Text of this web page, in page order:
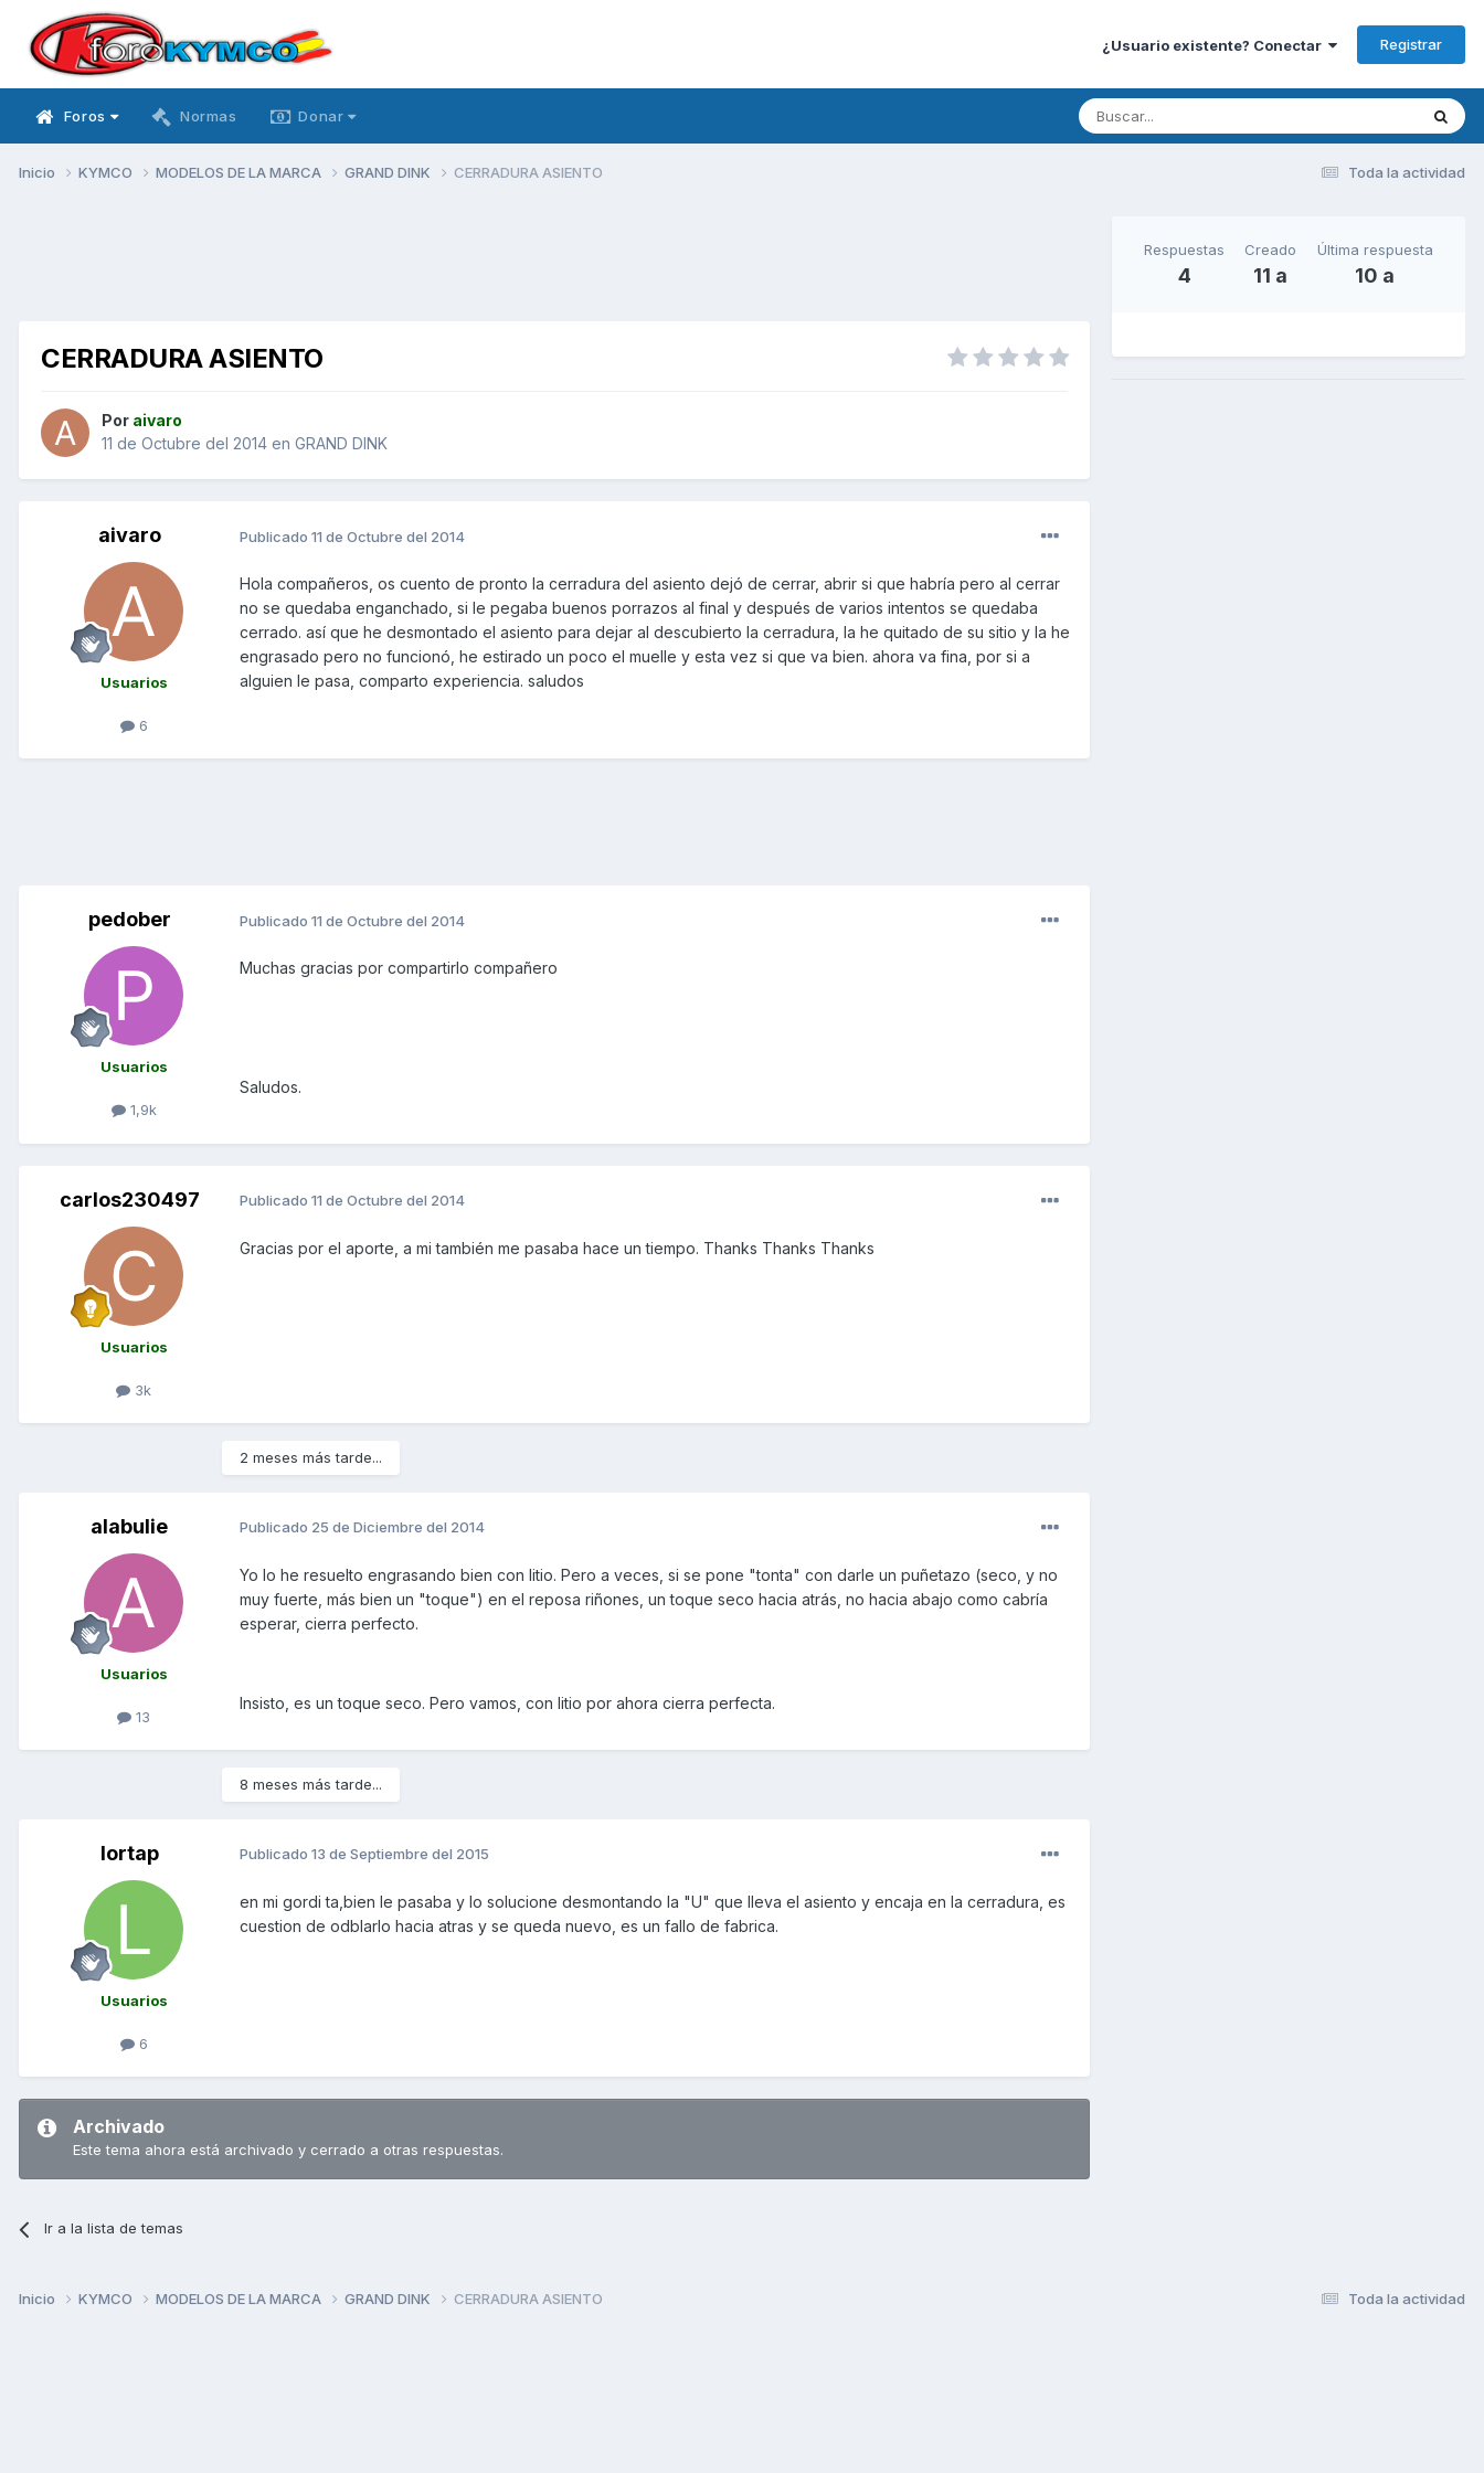
¿Usuario existente? Conectar Registrar
Foros Normas Donar
Toda la actividad
Inicio KYMCO MODELOS DE LA MARCA GRAND DINK CERRADURA ASIENTO
CERRADURA ASIENTO
Por aivaro
11 de Octubre del 2014 en GRAND DINK
aivaro
Usuarios
6
Publicado 11 de Octubre del 2014
Hola compañeros, os cuento de pronto la cerradura del asiento dejó de cerrar, abrir si que habría pero al cerrar
no se quedaba enganchado, si le pegaba buenos porrazos al final y después de varios intentos se quedaba
cerrado. así que he desmontado el asiento para dejar al descubierto la cerradura, la he quitado de su sitio y la he
engrasado pero no funcionó, he estirado un poco el muelle y esta vez si que va bien. ahora va fina, por si a
alguien le pasa, comparto experiencia. saludos
pedober
Usuarios
1,9k
Publicado 11 de Octubre del 2014
Muchas gracias por compartirlo compañero
Saludos.
carlos230497
Usuarios
3k
Publicado 11 de Octubre del 2014
Gracias por el aporte, a mi también me pasaba hace un tiempo. Thanks Thanks Thanks
2 meses más tarde...
alabulie
Usuarios
13
Publicado 25 de Diciembre del 2014
Yo lo he resuelto engrasando bien con litio. Pero a veces, si se pone "tonta" con darle un puñetazo (seco, y no
muy fuerte, más bien un "toque") en el reposa riñones, un toque seco hacia atrás, no hacia abajo como cabría
esperar, cierra perfecto.
Insisto, es un toque seco. Pero vamos, con litio por ahora cierra perfecta.
8 meses más tarde...
lortap
Usuarios
6
Publicado 13 de Septiembre del 2015
en mi gordi ta,bien le pasaba y lo solucione desmontando la "U" que lleva el asiento y encaja en la cerradura, es
cuestion de odblarlo hacia atras y se queda nuevo, es un fallo de fabrica.
Archivado
Este tema ahora está archivado y cerrado a otras respuestas.
Ir a la lista de temas
Respuestas
4
Creado
11 a
Última respuesta
10 a
Toda la actividad
Inicio KYMCO MODELOS DE LA MARCA GRAND DINK CERRADURA ASIENTO